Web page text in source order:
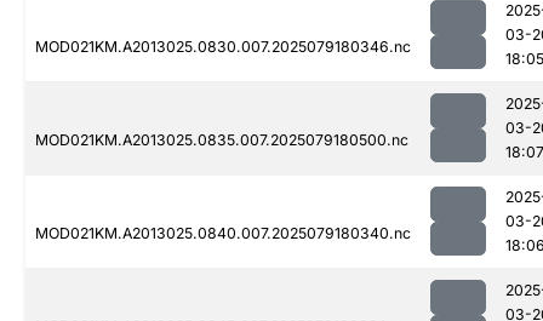
MOD021KM.A2013025.0830.007.2025079180346.nc
03-
18:05
MOD021KM.A2013025.0835.007.2025079180500.nc
03-
18:07
MOD021KM.A2013025.0840.007.2025079180340.nc
03-
03-